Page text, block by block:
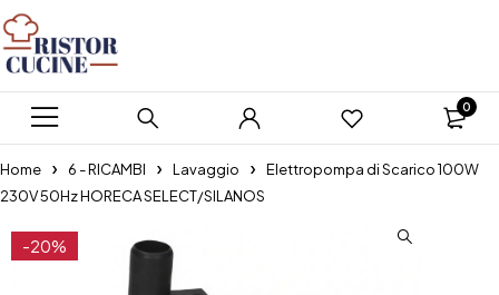
0
Home 6 - RICAMBI Lavaggio
Elettropompa di Scarico 100W
230V 50Hz HORECA SELECT/SILANOS
-20%